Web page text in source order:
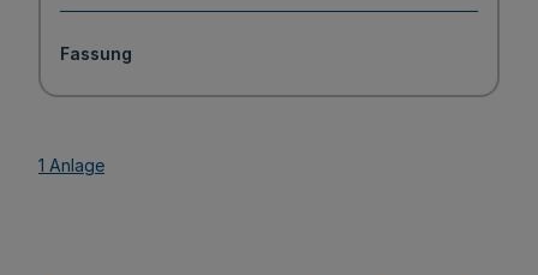
Fassung
1 Anlage